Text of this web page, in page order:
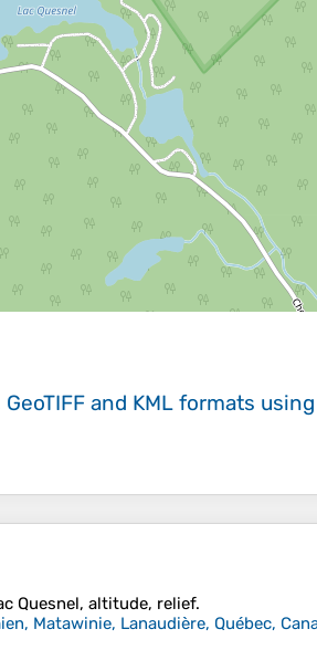
and KML formats using
Quesnel, altitude, relief.
Matawinie, Lanaudière, Québec,